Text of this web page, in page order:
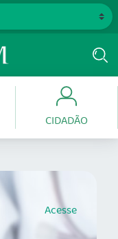
CIDADÃO
Acesse